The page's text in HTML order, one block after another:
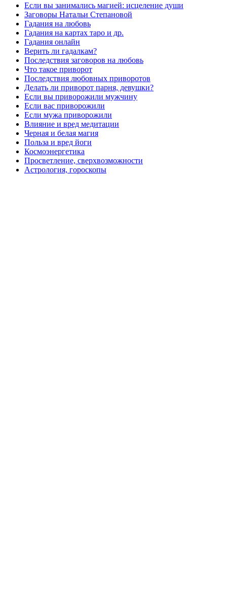
Если вы занимались магией: исцеление души
Заговоры Натальи Степановой
Гадания на любовь
Гадания на картах таро и др.
Гадания онлайн
Верить ли гадалкам?
Последствия заговоров на любовь
Что такое приворот
Последствия любовных приворотов
Делать ли приворот парня, девушки?
Если вы приворожили мужчину
Если вас приворожили
Если мужа приворожили
Влияние и вред медитации
Черная и белая магия
Польза и вред йоги
Космоэнергетика
Просветление, сверхвозможности
Астрология, гороскопы